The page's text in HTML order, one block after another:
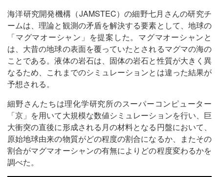
海洋研究開発機構（JAMSTEC）の細野七月さんの研究チ
ームは、理論と観測の矛盾を解決する要素として、地球の
「マグマオーシャン」を提案した。マグマオーシャンと
は、大昔の地球の表面を覆っていたとされるマグマの海の
ことである。液体の岩石は、固体の岩石と性質が大きく異
なるため、これまでのシミュレーションとは違った結果が
予想される。
細野さんたちは理化学研究所のスーパーコンピューター
「京」を用いて大規模な数値シミュレーションを行い、巨
大衝突の直後に形成される月の材料となる円盤において、
原始地球由来の物質がどの程度の割合になるか、またその
割合がマグマオーシャンの有無によりどの程度変わるかを
調べた。